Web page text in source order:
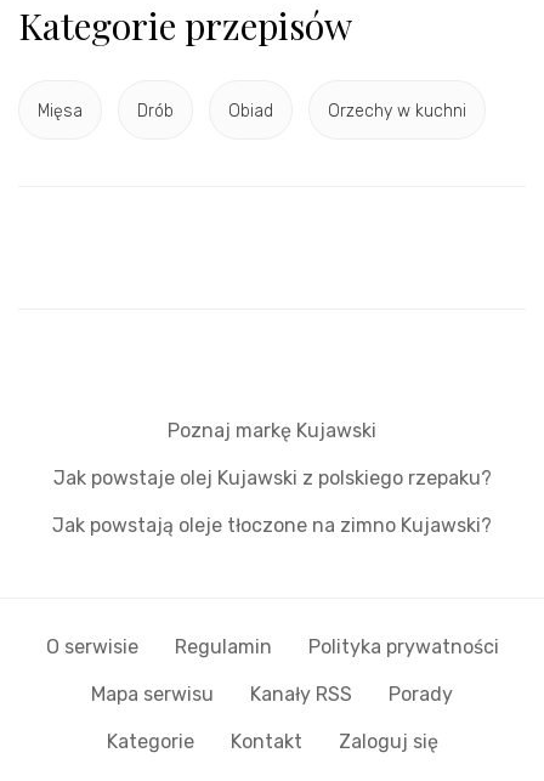
Kategorie przepisów
Mięsa Drób Obiad Orzechy w kuchni
Poznaj markę Kujawski
Jak powstaje olej Kujawski z polskiego rzepaku?
Jak powstają oleje tłoczone na zimno Kujawski?
O serwisie Regulamin Polityka prywatności
Mapa serwisu Kanały RSS Porady
Kategorie Kontakt Zaloguj się